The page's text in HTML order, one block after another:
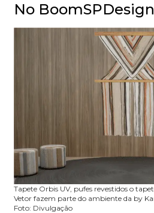
No BoomSPDesign
Tapete Orbis UV, pufes revestidos o
Vetor fazem parte do ambiente da by
Foto: Divulgação